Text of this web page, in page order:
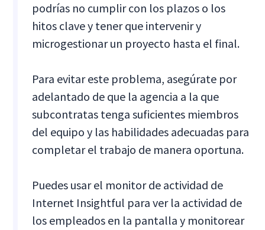
podrías no cumplir con los plazos o los
hitos clave y tener que intervenir y
microgestionar un proyecto hasta el final.
Para evitar este problema, asegúrate por
adelantado de que la agencia a la que
subcontratas tenga suficientes miembros
del equipo y las habilidades adecuadas para
completar el trabajo de manera oportuna.
Puedes usar el monitor de actividad de
Internet Insightful para ver la actividad de
los empleados en la pantalla y monitorear